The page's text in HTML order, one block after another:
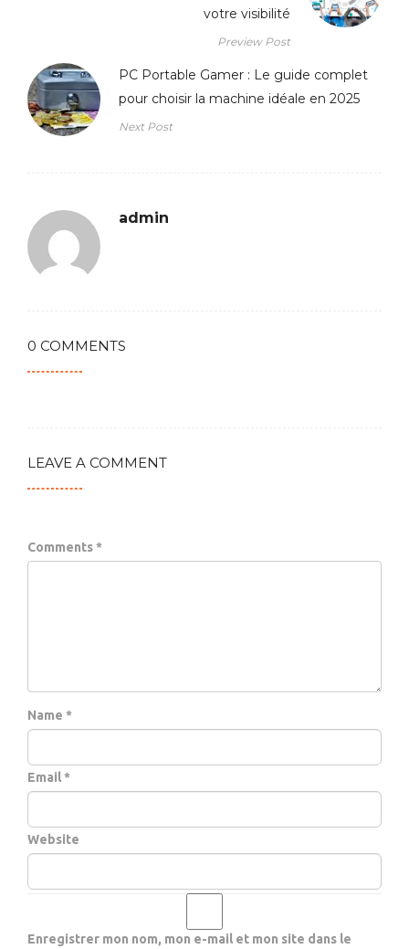
votre visibilité
Preview Post
PC Portable Gamer : Le guide complet
pour choisir la machine idéale en 2025
Next Post
admin
0 COMMENTS
LEAVE A COMMENT
Comments *
Name *
Email *
Website
Enregistrer mon nom, mon e-mail et mon site dans le